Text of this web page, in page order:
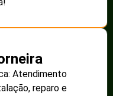
Atendimento
reparo e